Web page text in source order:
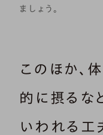
ましょう。
このほか、
的に摂るな
いわれる工